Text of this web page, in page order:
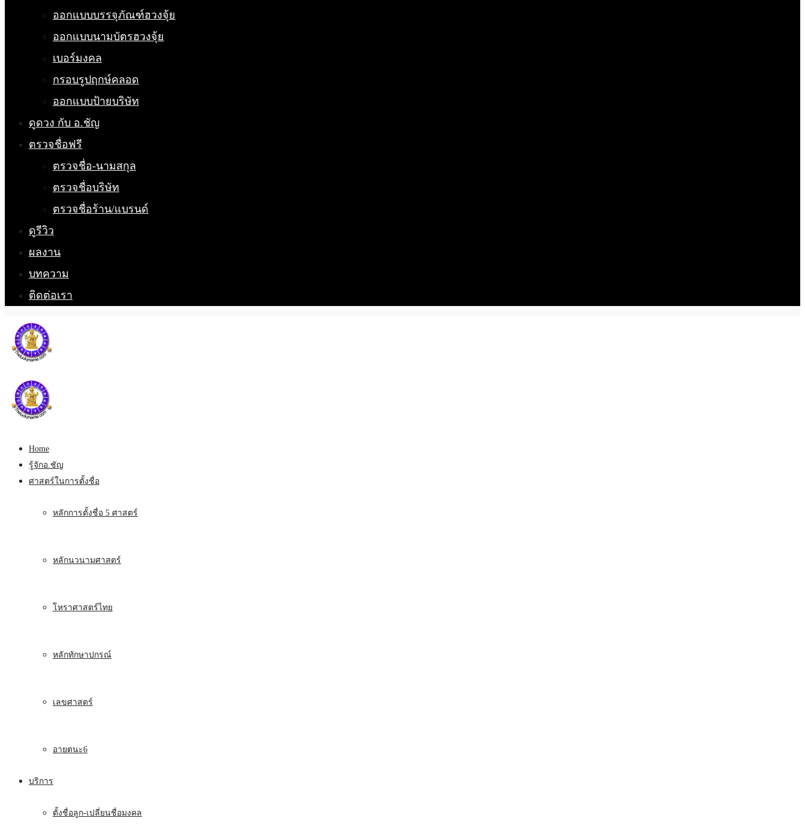
ออกแบบบรรจุภัณฑ์ฮวงจุ้ย
ออกแบบนามบัตรฮวงจุ้ย
เบอร์มงคล
กรอบรูปฤกษ์คลอด
ออกแบบป้ายบริษัท
ดูดวง กับ อ.ชัญ
ตรวจชื่อฟรี
ตรวจชื่อ-นามสกุล
ตรวจชื่อบริษัท
ตรวจชื่อร้าน/แบรนด์
ดูรีวิว
ผลงาน
บทความ
ติดต่อเรา
Home
รู้จักอ.ชัญ
ศาสตร์ในการตั้งชื่อ
หลักการตั้งชื่อ 5 ศาสตร์
หลักนวนามศาสตร์
โหราศาสตร์ไทย
หลักทักษาปกรณ์
เลขศาสตร์
อายตนะ6
บริการ
ตั้งชื่อลูก-เปลี่ยนชื่อมงคล